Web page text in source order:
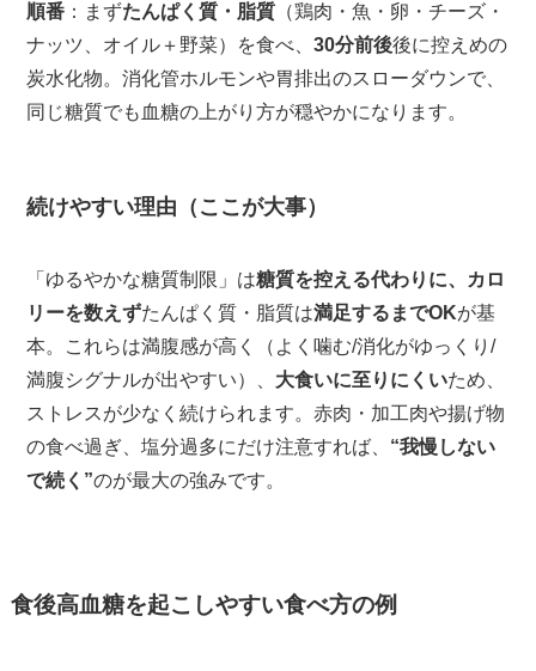
順番 ：まずたんぱく質・脂質 （鶏肉・魚・卵・チーズ・
ナッツ、オイル＋野菜）を食べ、30分前後後に控えめの
炭水化物。消化管ホルモンや胃排出のスローダウンで、
同じ糖質でも血糖の上がり方が穏やかになります。
続けやすい理由（ここが大事）
「ゆるやかな糖質制限」は糖質を控える代わりに、カロ
リーを数えずたんぱく質・脂質は満足するまでOKが基
本。これらは満腹感が高く（よく噛む/消化がゆっくり/
満腹シグナルが出やすい）、 大食いに至りにくいため、
ストレスが少なく続けられます。赤肉・加工肉や揚げ物
の食べ過ぎ、塩分過多にだけ注意すれば、 “我慢しない
で続く”のが最大の強みです。
食後高血糖を起こしやすい食べ方の例